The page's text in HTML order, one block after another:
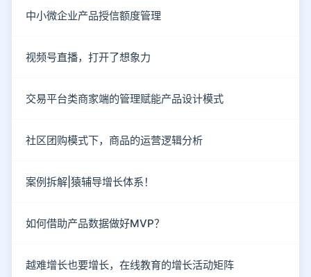
中小微企业产品授信额度管理
视频号直播，打开了想象力
交易平台类商家端的管理赋能产品设计模式
社区团购模式下，商品的运营逻辑分析
案例拆解|猿辅导增长体系！
如何借助产品数据做好MVP？
越难增长也要增长，在线教育的增长活动矩阵